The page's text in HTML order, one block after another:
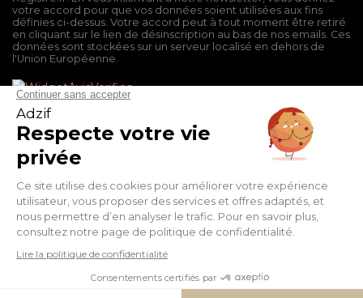
votre accord pour que vos données soient utilisées aux fins
définies ci-dessus. Votre accord peut à tout moment être retiré
en cliquant sur le lien de désinscription au bas de nos emails. Ces
données sont stockées sur un serveur localisé en dehors de
l'Union Européenne.
Conditions générales de vente
Politique de confidentialité
FacebookTwitter